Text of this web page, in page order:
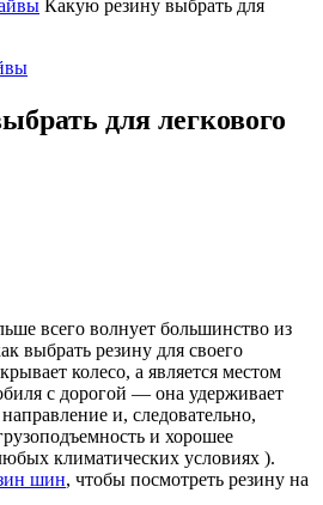
Какую резину выбрать для
для легкового
всего волнует большинство из
выбрать резину для своего
колесо, а является местом
с дорогой — она ​​удерживает
и, следовательно,
и хорошее
климатических условиях ).
шин, чтобы посмотреть резину на